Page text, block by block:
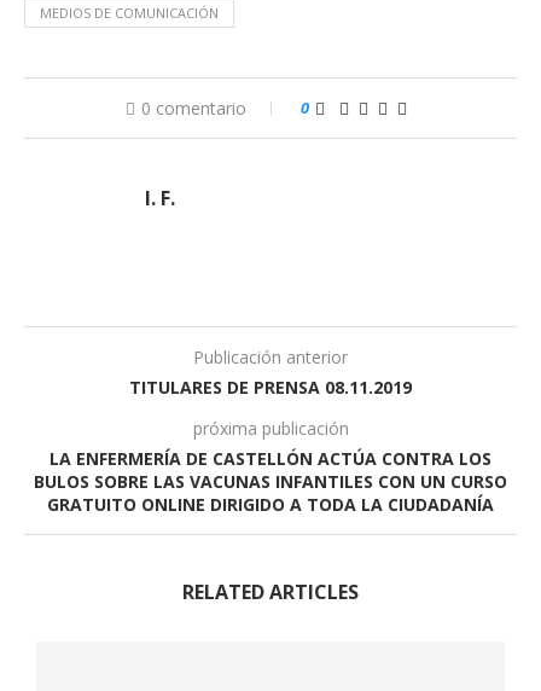
MEDIOS DE COMUNICACIÓN
0 comentario 0
I. F.
Publicación anterior
TITULARES DE PRENSA 08.11.2019
próxima publicación
LA ENFERMERÍA DE CASTELLÓN ACTÚA CONTRA LOS
BULOS SOBRE LAS VACUNAS INFANTILES CON UN CURSO
GRATUITO ONLINE DIRIGIDO A TODA LA CIUDADANÍA
RELATED ARTICLES